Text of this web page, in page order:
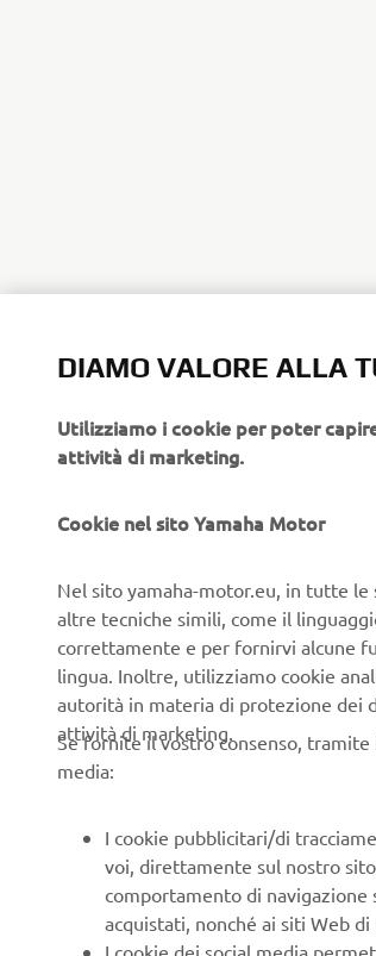
DIAMO VALORE ALLA
Utilizziamo i cookie per poter
attività di marketing.
Cookie nel sito Yamaha Motor
Nel sito yamaha-motor.eu, in tutte le
altre tecniche simili, come il
correttamente e per fornirvi alcune
lingua. Inoltre, utilizziamo cookie
autorità in materia di protezione dei
attività di marketing.
Se fornite il vostro consenso,
media:
I cookie pubblicitari/di
voi, direttamente sul nostro
comportamento di
acquistati, nonché ai siti Web
I cookie dei social media